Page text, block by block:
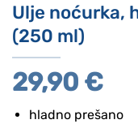
Ulje noćurka,
(250 ml)
29,90 €
hladno prešano